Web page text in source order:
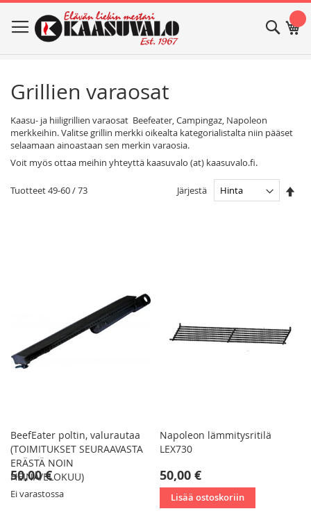
to
Content
Haku
Grillien varaosat
Kaasu- ja hiiligrillien varaosat Beefeater, Campingaz, Napoleon
merkkeihin. Valitse grillin merkki oikealta kategorialistalta niin pääset
selaamaan ainoastaan sen merkin varaosia.
Voit myös ottaa meihin yhteyttä kaasuvalo (at) kaasuvalo.fi.
Tuotteet49-60/73 Järjestä
BeefEater poltin, valurautaa
(TOIMITUKSET SEURAAVASTA
ERÄSTÄ NOIN
HEINÄ/ELOKUU)
50,00 €
Ei varastossa
Napoleon lämmitysritilä
LEX730
50,00 €
Lisää ostoskoriin